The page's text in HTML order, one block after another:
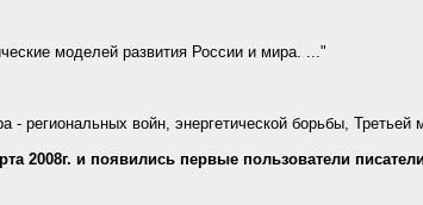
моделей развития России и мира. ..."
- региональных войн, энергетической борьбы, Третьей
2008г. и появились первые пользователи писатели